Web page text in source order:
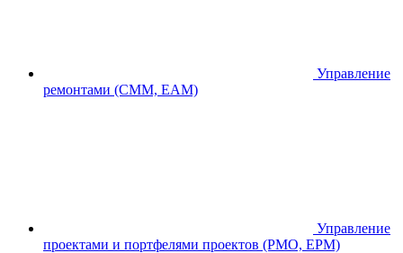
Управление
ремонтами (CMM, EAM)
Управление
проектами и портфелями проектов (PMO, EPM)